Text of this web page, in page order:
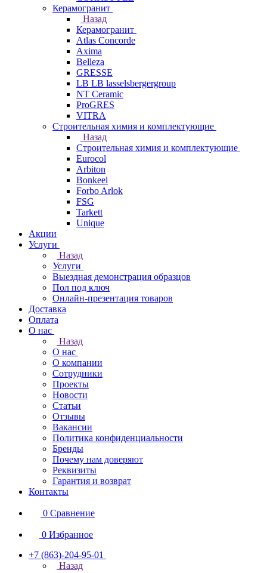
Керамогранит
Назад
Керамогранит
Atlas Concorde
Axima
Belleza
GRESSE
LB LB lasselsbergergroup
NT Ceramic
ProGRES
VITRA
Строительная химия и комплектующие
Назад
Строительная химия и комплектующие
Eurocol
Arbiton
Bonkeel
Forbo Arlok
FSG
Tarkett
Unique
Акции
Услуги
Назад
Услуги
Выездная демонстрация образцов
Пол под ключ
Онлайн-презентация товаров
Доставка
Оплата
О нас
Назад
О нас
О компании
Сотрудники
Проекты
Новости
Статьи
Отзывы
Вакансии
Политика конфиденциальности
Бренды
Почему нам доверяют
Реквизиты
Гарантия и возврат
Контакты
0 Сравнение
0 Избранное
+7 (863)-204-95-01
Назад